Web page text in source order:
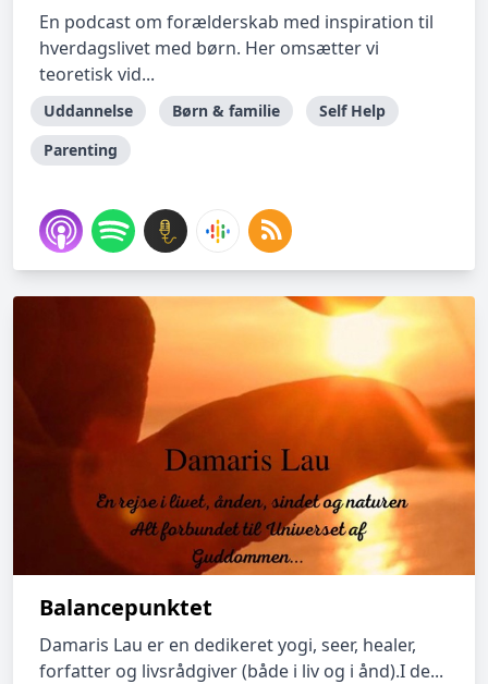
En podcast om forælderskab med inspiration til
hverdagslivet med børn. Her omsætter vi
teoretisk vid...
Uddannelse Børn & familie
Self Help
Parenting
Balancepunktet
Damaris Lau er en dedikeret yogi, seer, healer,
forfatter og livsrådgiver (både i liv og i ånd).I de...